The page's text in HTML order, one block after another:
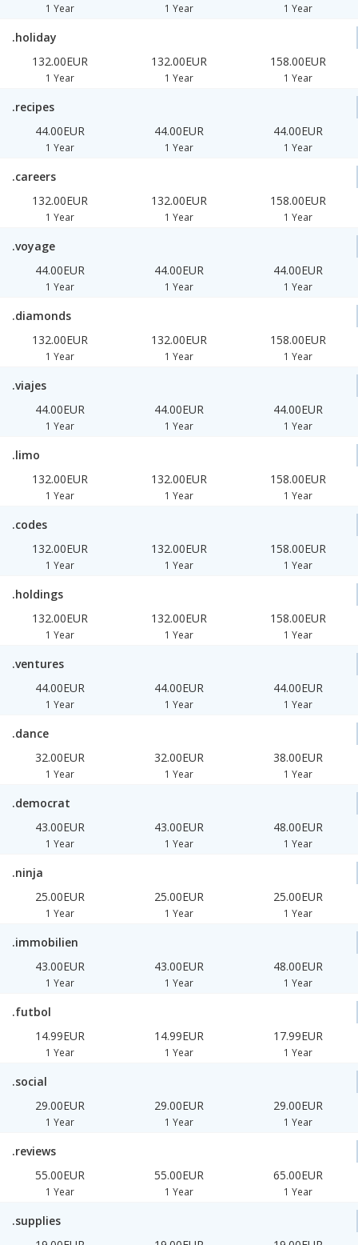
1 Year 1 Year 1 Year
.holiday
132.00EUR
1 Year
132.00EUR
1 Year
158.00EUR
1 Year
.recipes
44.00EUR
1 Year
44.00EUR
1 Year
44.00EUR
1 Year
.careers
132.00EUR
1 Year
132.00EUR
1 Year
158.00EUR
1 Year
.voyage
44.00EUR
1 Year
44.00EUR
1 Year
44.00EUR
1 Year
.diamonds
132.00EUR
1 Year
132.00EUR
1 Year
158.00EUR
1 Year
.viajes
44.00EUR
1 Year
44.00EUR
1 Year
44.00EUR
1 Year
.limo
132.00EUR
1 Year
132.00EUR
1 Year
158.00EUR
1 Year
.codes
132.00EUR
1 Year
132.00EUR
1 Year
158.00EUR
1 Year
.holdings
132.00EUR
1 Year
132.00EUR
1 Year
158.00EUR
1 Year
.ventures
44.00EUR
1 Year
44.00EUR
1 Year
44.00EUR
1 Year
.dance
32.00EUR
1 Year
32.00EUR
1 Year
38.00EUR
1 Year
.democrat
43.00EUR
1 Year
43.00EUR
1 Year
48.00EUR
1 Year
.ninja
25.00EUR
1 Year
25.00EUR
1 Year
25.00EUR
1 Year
.immobilien
43.00EUR
1 Year
43.00EUR
1 Year
48.00EUR
1 Year
.futbol
14.99EUR
1 Year
14.99EUR
1 Year
17.99EUR
1 Year
.social
29.00EUR
1 Year
29.00EUR
1 Year
29.00EUR
1 Year
.reviews
55.00EUR
1 Year
55.00EUR
1 Year
65.00EUR
1 Year
.supplies